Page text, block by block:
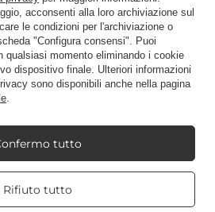
acconsenti alla loro archiviazione sul
le condizioni per l'archiviazione o
"Configura consensi". Puoi
qualsiasi momento eliminando i cookie
dispositivo finale. Ulteriori informazioni
sono disponibili anche nella pagina
.
Rifiuto tutto
tutto